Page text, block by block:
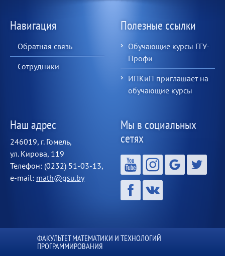
Навигация
Обратная связь
Сотрудники
Полезные ссылки
Обучающие курсы ГГУ-
Профи
ИПКиП приглашает на
обучающие курсы
Наш адрес
246019, г. Гомель,
ул. Кирова, 119
Телефон: (0232) 51-03-13,
e-mail: math@gsu.by
Мы в социальных
сетях
ФАКУЛЬТЕТ МАТЕМАТИКИ И ТЕХНОЛОГИЙ
ПРОГРАММИРОВАНИЯ